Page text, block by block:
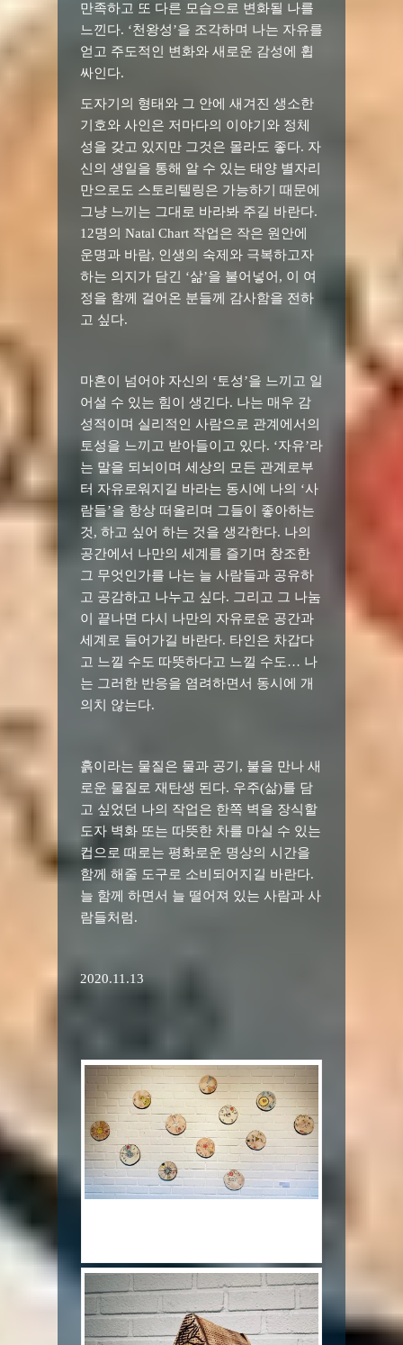
만족하고 또 다른 모습으로 변화될 나를
느낀다. ‘천왕성’을 조각하며 나는 자유를
얻고 주도적인 변화와 새로운 감성에 휩
싸인다.
도자기의 형태와 그 안에 새겨진 생소한
기호와 사인은 저마다의 이야기와 정체
성을 갖고 있지만 그것은 몰라도 좋다. 자
신의 생일을 통해 알 수 있는 태양 별자리
만으로도 스토리텔링은 가능하기 때문에
그냥 느끼는 그대로 바라봐 주길 바란다.
12명의 Natal Chart 작업은 작은 원안에
운명과 바람, 인생의 숙제와 극복하고자
하는 의지가 담긴 ‘삶’을 불어넣어 , 이 여
정을 함께 걸어온 분들께 감사함을 전하
고 싶다.
마흔이 넘어야 자신의 ‘토성’을 느끼고 일
어설 수 있는 힘이 생긴다. 나는 매우 감
성적이며 실리적인 사람으로 관계에서의
토성을 느끼고 받아들이고 있다. ‘자유’라
는 말을 되뇌이며 세상의 모든 관계로부
터 자유로워지길 바라는 동시에 나의 ‘사
람들’을 항상 떠올리며 그들이 좋아하는
것, 하고 싶어 하는 것을 생각한다. 나의
공간에서 나만의 세계를 즐기며 창조한
그 무엇인가를 나는 늘 사람들과 공유하
고 공감하고 나누고 싶다. 그리고 그 나눔
이 끝나면 다시 나만의 자유로운 공간과
세계로 들어가길 바란다. 타인은 차갑다
고 느낄 수도 따뜻하다고 느낄 수도… 나
는 그러한 반응을 염려하면서 동시에 개
의치 않는다.
흙이라는 물질은 물과 공기 , 불을 만나 새
로운 물질로 재탄생 된다. 우주(삶)를 담
고 싶었던 나의 작업은 한쪽 벽을 장식할
도자 벽화 또는 따뜻한 차를 마실 수 있는
컵으로 때로는 평화로운 명상의 시간을
함께 해줄 도구로 소비되어지길 바란다.
늘 함께 하면서 늘 떨어져 있는 사람과 사
람들처럼.
2020.11.13